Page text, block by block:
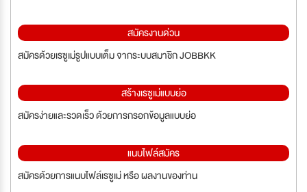
สมัครงานด่วน
สมัครด้วยเรซูเม่รูปแบบเต็ม จากระบบสมาชิก JOBBKK
สร้างเรซูเม่แบบย่อ
สมัครง่ายและรวดเร็ว ด้วยการกรอกข้อมูลแบบย่อ
แนบไฟล์สมัคร
สมัครด้วยการแนบไฟล์เรซูเม่ หรือ ผลงานของท่าน